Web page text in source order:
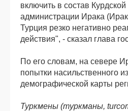
включить в состав
администрации Ирака
Турция резко негативно
действия", - сказал глава
По его словам, на севере
попытки насильственного
демографической карты
Туркмены (туркманы,